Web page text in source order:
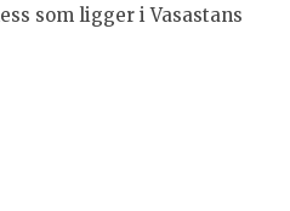
som ligger i Vasastans